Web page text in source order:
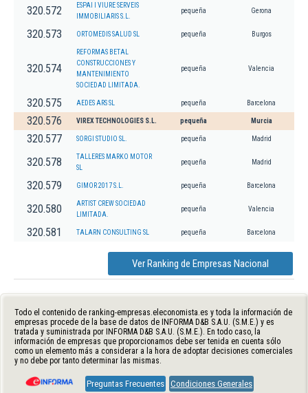
320.572
ESPAI I VIURE SERVEIS
IMMOBILIARIS S.L.
pequeña Gerona
320.573 ORTOMEDIS SALUD SL pequeña Burgos
320.574
REFORMAS BETAL
CONSTRUCCIONES Y
MANTENIMIENTO
SOCIEDAD LIMITADA.
pequeña Valencia
320.575 AEDES ARS SL pequeña Barcelona
320.576 VIREX TECHNOLOGIES S.L. pequeña Murcia
320.577 SORGI STUDIO SL. pequeña Madrid
320.578
TALLERES MARKO MOTOR
SL
pequeña Madrid
320.579 GIMOR 2017 S.L. pequeña Barcelona
320.580
ARTIST CREW SOCIEDAD
LIMITADA.
pequeña Valencia
320.581 TALARN CONSULTING SL pequeña Barcelona
Ver Ranking de Empresas Nacional
Todo el contenido de ranking-empresas.eleconomista.es y toda la información de
empresas procede de la base de datos de INFORMA D&B S.A.U. (S.M.E.) y es
tratada y suministrada por INFORMA D&B S.A.U. (S.M.E.). En todo caso, la
información de empresas que proporcionamos debe ser tenida en cuenta sólo
como un elemento más a considerar a la hora de adoptar decisiones comerciales
y no debe por tanto determinar las mismas.
Preguntas Frecuentes Condiciones Generales